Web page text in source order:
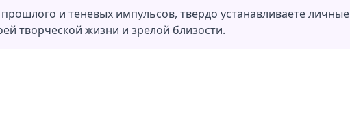
и теневых импульсов, твердо устанавливаете личные
творческой жизни и зрелой близости.